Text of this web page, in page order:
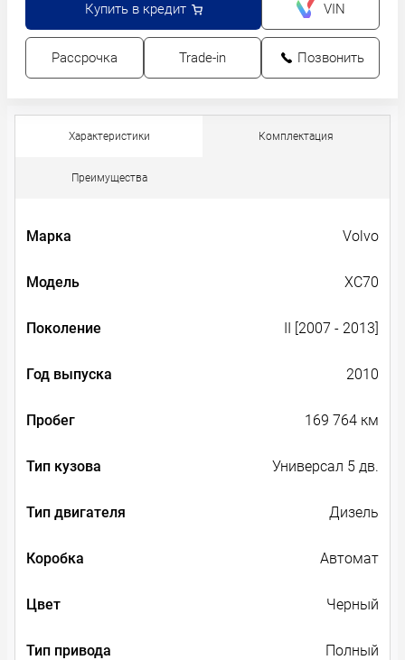
Купить в кредит VIN
Рассрочка Trade-in Позвонить
Характеристики Комплектация
Преимущества
Марка Volvo
Модель XC70
Поколение II [2007 - 2013]
Год выпуска 2010
Пробег 169 764 км
Тип кузова Универсал 5 дв.
Тип двигателя Дизель
Коробка Автомат
Цвет Черный
Тип привода Полный